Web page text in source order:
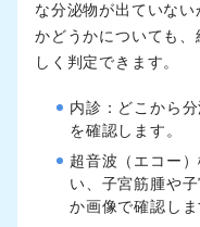
な分泌物が出ていな
かどうかについても
しく判定できます。
内診：どこから
を確認します。
超音波（エコー
い、子宮筋腫や
か画像で確認しま